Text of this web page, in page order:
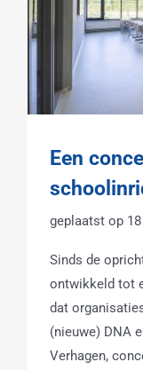
Een
Sinds de
ontwikkeld tot
dat
(nieuwe) DNA
Verhagen,